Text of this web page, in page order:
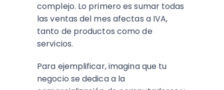
complejo. Lo primero es sumar todas
las ventas del mes afectas a IVA,
tanto de productos como de
servicios.
Para ejemplificar, imagina que tu
negocio se dedica a la